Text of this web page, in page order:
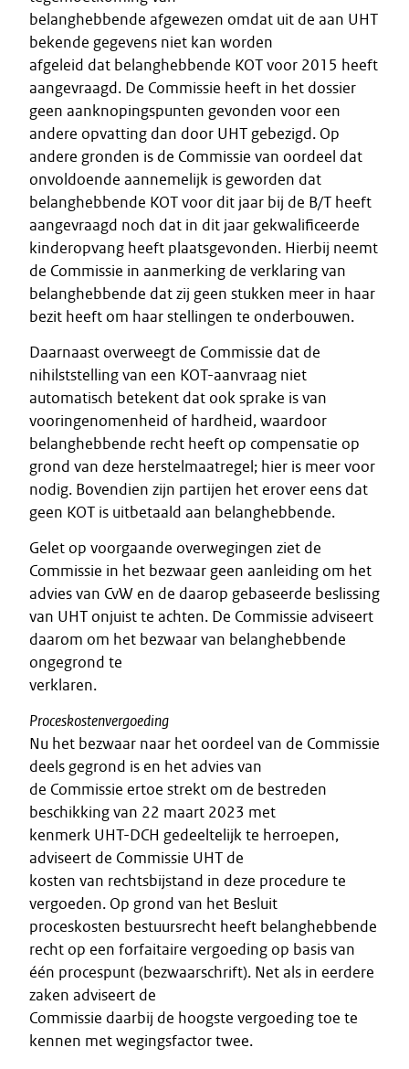
belanghebbende afgewezen omdat uit de aan UHT
bekende gegevens niet kan worden
afgeleid dat belanghebbende KOT voor 2015 heeft
aangevraagd. De Commissie heeft in het dossier
geen aanknopingspunten gevonden voor een
andere opvatting dan door UHT gebezigd. Op
andere gronden is de Commissie van oordeel dat
onvoldoende aannemelijk is geworden dat
belanghebbende KOT voor dit jaar bij de B/T heeft
aangevraagd noch dat in dit jaar gekwalificeerde
kinderopvang heeft plaatsgevonden. Hierbij neemt
de Commissie in aanmerking de verklaring van
belanghebbende dat zij geen stukken meer in haar
bezit heeft om haar stellingen te onderbouwen.
Daarnaast overweegt de Commissie dat de
nihilststelling van een KOT-aanvraag niet
automatisch betekent dat ook sprake is van
vooringenomenheid of hardheid, waardoor
belanghebbende recht heeft op compensatie op
grond van deze herstelmaatregel; hier is meer voor
nodig. Bovendien zijn partijen het erover eens dat
geen KOT is uitbetaald aan belanghebbende.
Gelet op voorgaande overwegingen ziet de
Commissie in het bezwaar geen aanleiding om het
advies van CvW en de daarop gebaseerde beslissing
van UHT onjuist te achten. De Commissie adviseert
daarom om het bezwaar van belanghebbende
ongegrond te
verklaren.
Proceskostenvergoeding
Nu het bezwaar naar het oordeel van de Commissie
deels gegrond is en het advies van
de Commissie ertoe strekt om de bestreden
beschikking van 22 maart 2023 met
kenmerk UHT-DCH gedeeltelijk te herroepen,
adviseert de Commissie UHT de
kosten van rechtsbijstand in deze procedure te
vergoeden. Op grond van het Besluit
proceskosten bestuursrecht heeft belanghebbende
recht op een forfaitaire vergoeding op basis van
één procespunt (bezwaarschrift). Net als in eerdere
zaken adviseert de
Commissie daarbij de hoogste vergoeding toe te
kennen met wegingsfactor twee.